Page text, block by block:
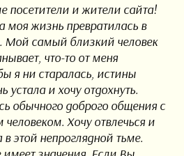
посетители и жители сайта!
моя жизнь превратилась в
Мой самый близкий человек
что-то от меня
я ни старалась, истины
устала и хочу отдохнуть.
обычного доброго общения с
Хочу отвлечься и
в этой непроглядной тьме.